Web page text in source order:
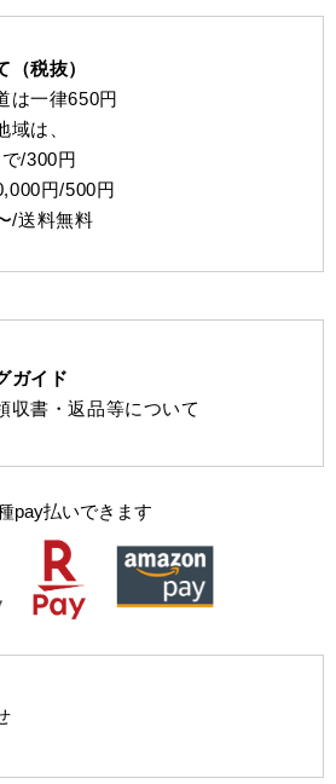
（税抜）
は一律650円
は、
/300円
円/500円
/送料無料
ガイド
収書・返品等について
pay払いできます